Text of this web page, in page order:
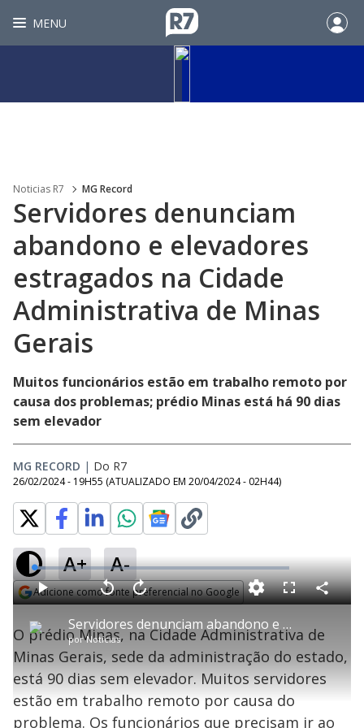
MENU
Noticias R7 MG Record
Servidores denunciam
abandono e elevadores
estragados na Cidade
Administrativa de Minas
Gerais
Muitos funcionários estão em trabalho remoto por
causa dos problemas; prédio Minas está há 90 dias
sem elevador
MG RECORD | Do R7
26/02/2024 - 19H55 (ATUALIZADO EM 20/04/2024 - 02H44)
A+ A-
Adicione como fonte preferencial no Google
P
l
Servidores denunciam abandono e elevadores estragados na Cidade Administrativa de Minas Gerais
porNotícias
P V
t
a
r
e
g
n
d
A
n
ç
a
1
s
e
u
n
o
L
o
a
d
e
4
.
3
5
%
F
l
s
c
e
n
C
o
a
r
i
l
a
O prédio Minas, na Cidade Administrativa de
Minas Gerais, sede da administração do estado,
está 90 dias sem elevador. Muitos servidores
estão em trabalho remoto por causa do
problema. Os funcionários que precisam ir ao